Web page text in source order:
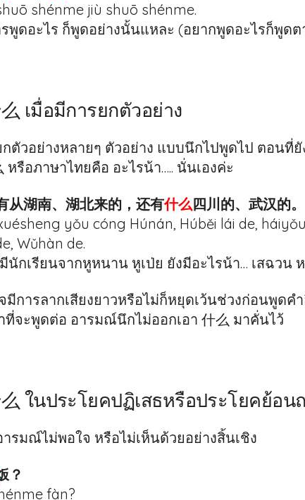
shénme jiù shuō shénme.
รพูดอะไร ก็พูดอย่างนั้นแหละ (อยากพูดอะไรก็พูดต
เมื่อมีการยกตัวอย่าง
กตัวอย่างหลายๆ ตัวอย่าง แบบนึกไปพูดไป ตอนที่
หรือภาษาไทยคือ อะไรน้า….. นั่นเองค่ะ
从湖南、湖北来的，还有什么四川的、武汉的。
yǒu cóng Húnán, Húběi lái de,
Wǔhàn de.
นักเรียนจากหูหนาน หูเป่ย ยังมีอะไรน้า… เสฉวน
มีการลากเสียงยาวหรือไม่ก็หยุดเว้นช่วงก่อนพูดค
ที่จะพูดต่อ อารมณ์นึกไม่ออกเอา 什么 มาคั่นไว้
么 ในประโยคปฏิเสธหรือประโยคย้อน
ารมณ์ไม่พอใจ หรือไม่เห็นด้วยอย่างสิ้นเชิง
？
fàn?